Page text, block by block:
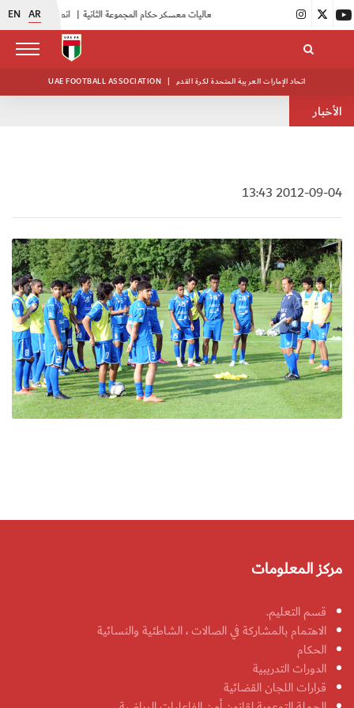
EN AR انطلاق منافسات بطولة النخبة لحرس الرئاسة |
UAE FOOTBALL ASSOCIATION | اتحاد الإمارات العربية المتحدة لكرة القدم
الأخبار
2012-09-04 13:43
مركز المعلومات
قسم التعليم.
الاهتمام بالمشاركة في الصالات ، الشاطئية والنسائية
الحكام
الدورات التدريبية
قرارات اللجان القضائية